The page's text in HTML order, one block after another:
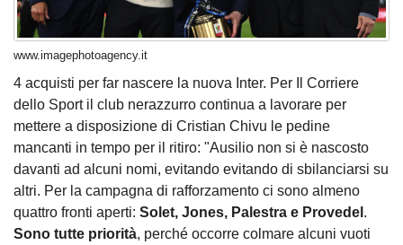
www.imagephotoagency.it
4 acquisti per far nascere la nuova Inter. Per Il Corriere
dello Sport il club nerazzurro continua a lavorare per
mettere a disposizione di Cristian Chivu le pedine
mancanti in tempo per il ritiro: "Ausilio non si è nascosto
davanti ad alcuni nomi, evitando evitando di sbilanciarsi su
altri. Per la campagna di rafforzamento ci sono almeno
quattro fronti aperti: Solet, Jones, Palestra e Provedel .
Sono tutte priorità, perché occorre colmare alcuni vuoti